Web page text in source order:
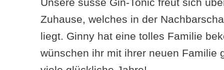
Zuhause, welches in der
liegt. Ginny hat eine tolles Familie
wünschen ihr mit ihrer neuen Familie